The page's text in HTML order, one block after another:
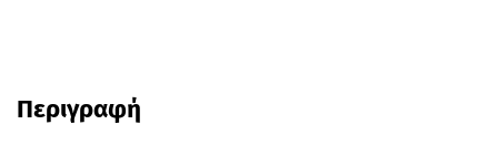
Περιγραφή